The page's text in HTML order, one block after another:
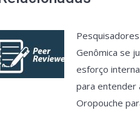
Genômica se
esforço
para entender
Oropouche